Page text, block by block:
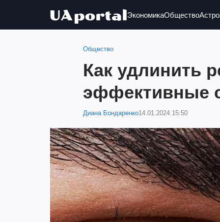
ЭкономикаОбщество
Общество
Как удлинить
эффективные
Диана Бондаренко14.01.2024 15:50